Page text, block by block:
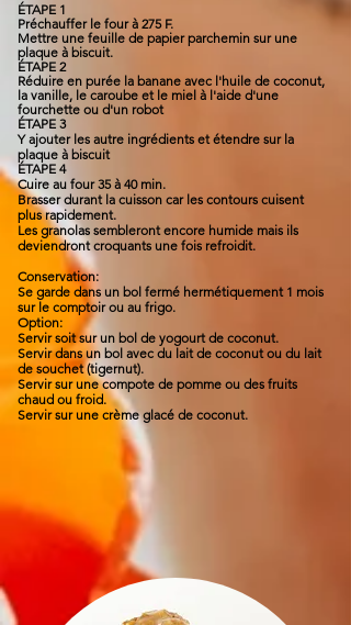
ÉTAPE 1
Préchauffer le four à 275 F.
Mettre une feuille de papier parchemin sur une
plaque à biscuit.
ÉTAPE 2
Réduire en purée la banane avec l'huile de coconut,
la vanille, le caroube et le miel à l'aide d'une
fourchette ou d'un robot
ÉTAPE 3
Y ajouter les autre ingrédients et étendre sur la
plaque à biscuit
ÉTAPE 4
Cuire au four 35 à 40 min.
Brasser durant la cuisson car les contours cuisent
plus rapidement.
Les granolas sembleront encore humide mais ils
deviendront croquants une fois refroidit.
Conservation:
Se garde dans un bol fermé hermétiquement 1 mois
sur le comptoir ou au frigo.
Option:
Servir soit sur un bol de yogourt de coconut.
Servir dans un bol avec du lait de coconut ou du lait
de souchet (tigernut).
Servir sur une compote de pomme ou des fruits
chaud ou froid.
Servir sur une crème glacé de coconut.